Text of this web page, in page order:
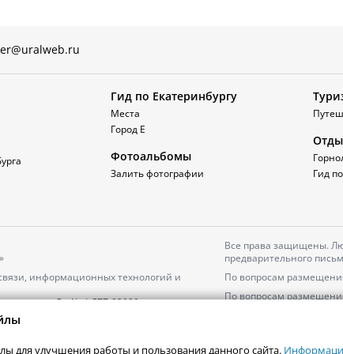
Гид по Екатеринбургу
Места
Город Е
Фотоальбомы
Залить фотографии
Гид
информационных технологий и
серияЭл № ФС77-82000
Все права защищены.
предварительного
По вопросам
По вопросам
для улучшения работы и пользования данного сайта.